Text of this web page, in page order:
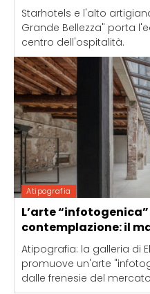
Starhotels e l'alto
Grande Bellezza" porta
centro dell'ospitalità.
Atipografia
L’arte
contemplazione: il
Atipografia: la galleria di
promuove un'arte
dalle frenesie del